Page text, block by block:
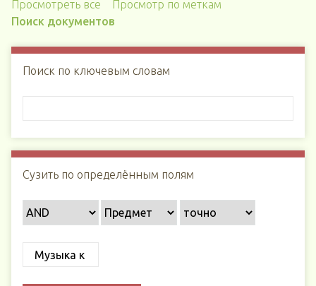
Просмотреть все
Просмотр по меткам
Поиск документов
Поиск по ключевым словам
Сузить по определённым полям